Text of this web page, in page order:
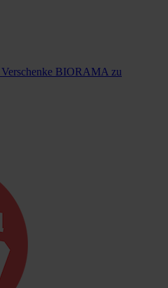
Verschenke BIORAMA zu